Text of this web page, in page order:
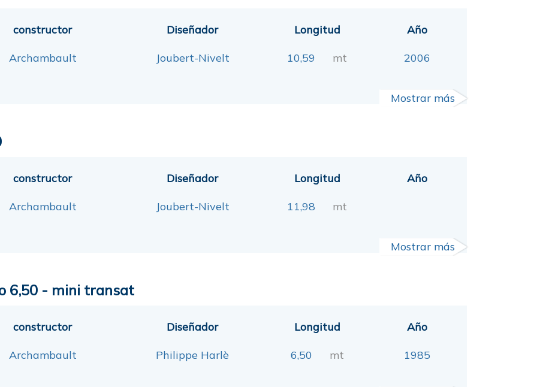
constructor
Archambault
Diseñador
Joubert-Nivelt
Longitud
10,59 mt
Año
2006
Mostrar más
constructor
Archambault
Diseñador
Joubert-Nivelt
Longitud
11,98 mt
Año
Mostrar más
6,50 - mini transat
constructor
Archambault
Diseñador
Philippe Harlè
Longitud
6,50 mt
Año
1985